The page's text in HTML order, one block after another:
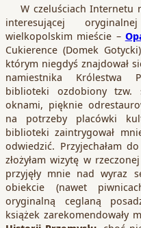
W czeluściach Internetu
interesującej
wielkopolskim mieście –
Cukierence (Domek
którym niegdyś znajdował
namiestnika Królestwa
biblioteki ozdobiony tzw.
oknami, pięknie
na potrzeby placówki
biblioteki zaintrygował
odwiedzić. Przyjechałam
złożyłam wizytę w
przyjęły mnie nad wyraz
obiekcie (nawet
oryginalną ceglaną
książek zarekomendowały